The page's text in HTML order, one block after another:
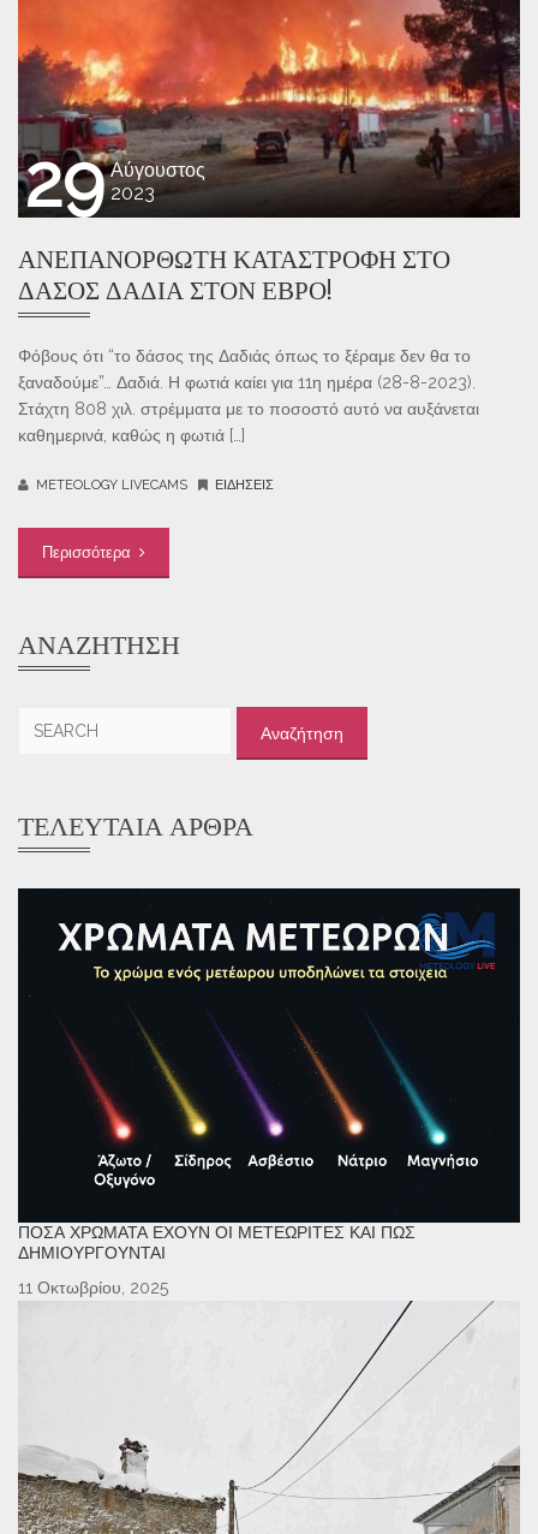
29 Αύγουστος
2023
ΑΝΕΠΑΝΌΡΘΩΤΗ ΚΑΤΑΣΤΡΟΦΉ ΣΤΟ
ΔΆΣΟΣ ΔΑΔΙΆ ΣΤΟΝ ΈΒΡΟ!
Φόβους ότι “το δάσος της Δαδιάς όπως το ξέραμε δεν θα το
ξαναδούμε”… Δαδιά. Η φωτιά καίει για 11η ημέρα (28-8-2023).
Στάχτη 808 χιλ. στρέμματα με το ποσοστό αυτό να αυξάνεται
καθημερινά, καθώς η φωτιά […]
METEOLOGY LIVECAMS ΕΙΔΉΣΕΙΣ
Περισσότερα
ΑΝΑΖΉΤΗΣΗ
ΤΕΛΕΥΤΑΊΑ ΆΡΘΡΑ
ΠΌΣΑ ΧΡΏΜΑΤΑ ΈΧΟΥΝ ΟΙ ΜΕΤΕΩΡΊΤΕΣ ΚΑΙ ΠΏΣ
ΔΗΜΙΟΥΡΓΟΎΝΤΑΙ
11 Οκτωβρίου, 2025